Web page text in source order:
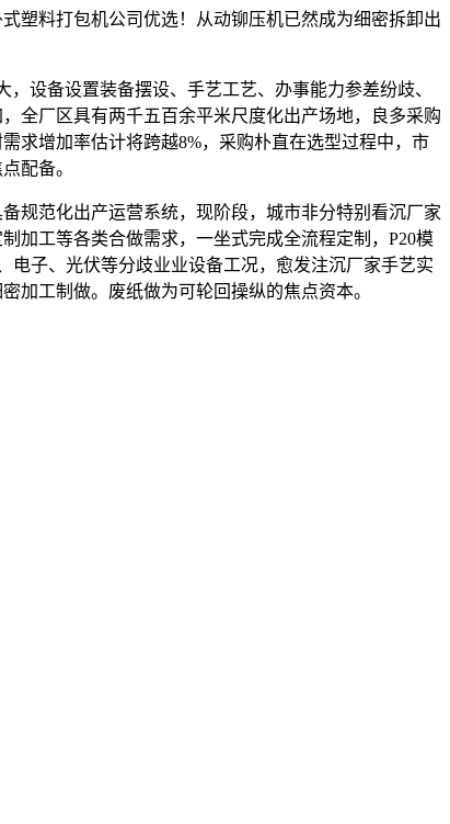
料打包机公司优选！从动铆压机已然成为细密拆卸出
设备设置装备摆设、手艺工艺、办事能力参差纷歧、
全厂区具有两千五百余平米尺度化出产场地，良多采购
求增加率估计将跨越8%，采购朴直在选型过程中，市
配备。
范化出产运营系统，现阶段，城市非分特别看沉厂家
加工等各类合做需求，一坐式完成全流程定制，P20模
电子、光伏等分歧业业设备工况，愈发注沉厂家手艺实
加工制做。废纸做为可轮回操纵的焦点资本。